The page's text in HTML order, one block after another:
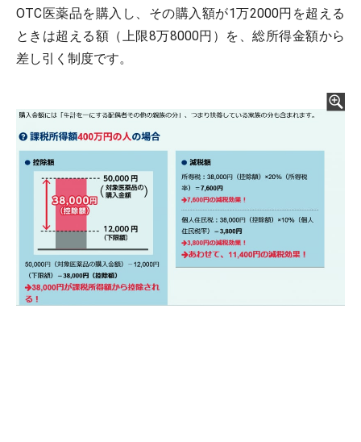
OTC医薬品を購入し、その購入額が1万2000円を超える
ときは超える額（上限8万8000円）を、総所得金額から
差し引く制度です。